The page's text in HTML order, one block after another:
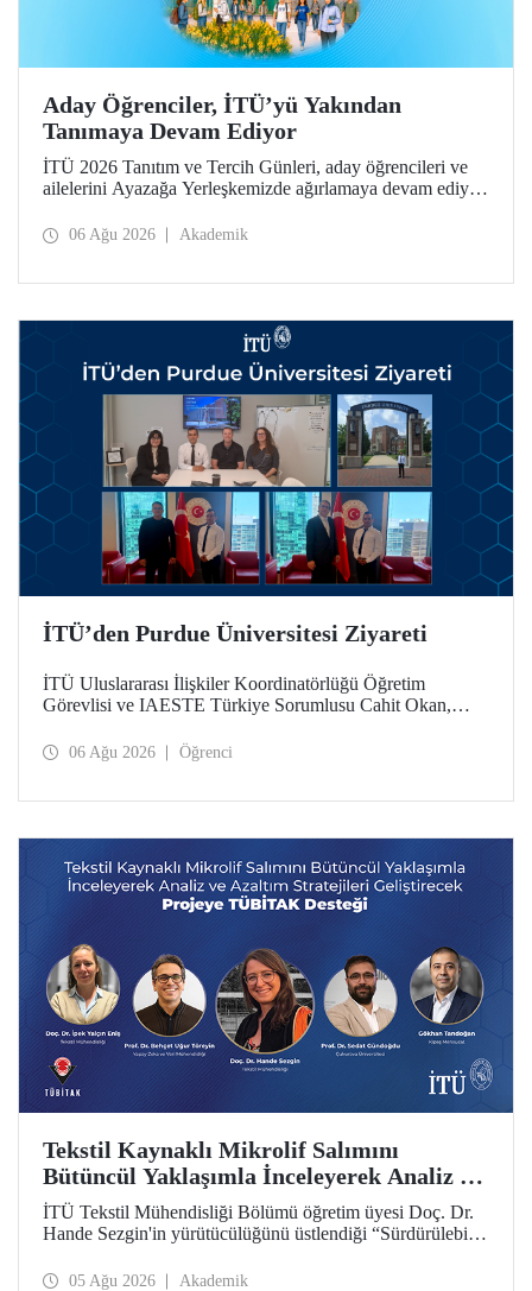
Aday Öğrenciler, İTÜ’yü Yakından
Tanımaya Devam Ediyor
İTÜ 2026 Tanıtım ve Tercih Günleri, aday öğrencileri ve
ailelerini Ayazağa Yerleşkemizde ağırlamaya devam ediyor.
ilgili fakülte ve birimler adaylara bilgi vermeye devam
06 Ağu 2026 Akademik
İTÜ’den Purdue Üniversitesi Ziyareti
İTÜ Uluslararası İlişkiler Koordinatörlüğü Öğretim
Görevlisi ve IAESTE Türkiye Sorumlusu Cahit Okan,
Temmuz tarihlerinde ABD’de dünyanın önde gelen
06 Ağu 2026 Öğrenci
Tekstil Kaynaklı Mikrolif Salımını
Bütüncül Yaklaşımla İnceleyerek Analiz ve
Azaltım Stratejileri Geliştirecek Projeye
TÜBİTAK Desteği
İTÜ Tekstil Mühendisliği Bölümü öğretim üyesi Doç. Dr.
Hande Sezgin'in yürütücülüğünü üstlendiği “Sürdürülebilir
Koşullarına Bağlı Mikrolif Salımı: Aşınma, UV Maruziyeti
05 Ağu 2026 Akademik